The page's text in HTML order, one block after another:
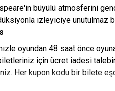
büyülü atmosferini
izleyiciye unutulmaz
oyundan 48 saat önce
için ücret iadesi
Her kupon kodu bir bilete